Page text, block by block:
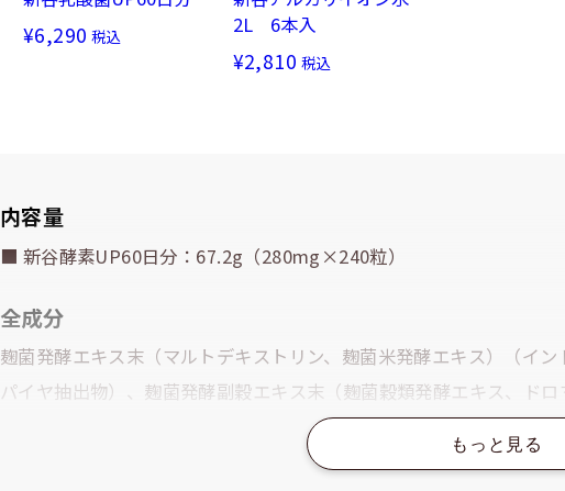
¥6,290 税込
2L 6本入
¥2,810 税込
内容量
■ 新谷酵素UP60日分：67.2g（280mg×240粒）
全成分
麹菌発酵エキス末（マルトデキストリン、麹菌米発酵エキス）（イ
パイヤ抽出物）、麹菌発酵副穀エキス末（麹菌穀類発酵エキス、ド
末、デキストリン、酪酸菌（コーンスターチ、酪酸菌、乳糖）（大
ン）、混合乳酸菌殺菌末（マルトデキストリン、乳酸菌、乳糖）（